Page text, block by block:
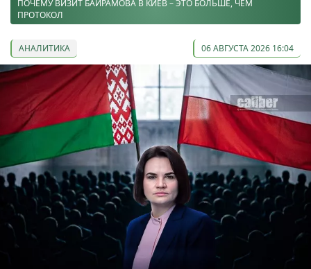
ПОЧЕМУ ВИЗИТ БАЙРАМОВА В КИЕВ – ЭТО БОЛЬШЕ, ЧЕМ
ПРОТОКОЛ
АНАЛИТИКА 06 АВГУСТА 2026 16:04